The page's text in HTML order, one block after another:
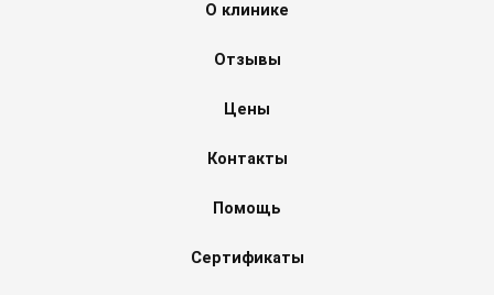
О клинике
Отзывы
Цены
Контакты
Помощь
Сертификаты